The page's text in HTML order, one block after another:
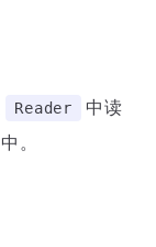
Reader
中读
中。